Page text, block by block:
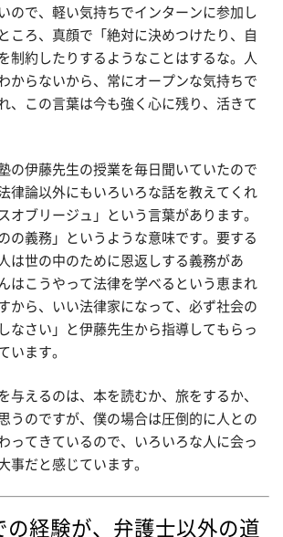
ので、軽い気持ちでインターンに参加し
ころ、真顔で「絶対に決めつけたり、自
制約したりするようなことはするな。人
からないから、常にオープンな気持ちで
、この言葉は今も強く心に残り、活きて
の伊藤先生の授業を毎日聞いていたので
律論以外にもいろいろな話を教えてくれ
オブリージュ」という言葉があります。
の義務」というような意味です。要する
は世の中のために恩返しする義務があ
はこうやって法律を学べるという恵まれ
から、いい法律家になって、必ず社会の
なさい」と伊藤先生から指導してもらっ
います。
与えるのは、本を読むか、旅をするか、
うのですが、僕の場合は圧倒的に人との
ってきているので、いろいろな人に会っ
事だと感じています。
の経験が、弁護士以外の道